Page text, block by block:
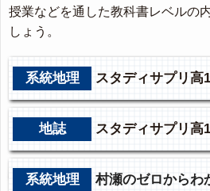
授業などを通した教科書レベルの
しょう。
系統地理 スタディサプリ高
地誌 スタディサプリ高
編＞
系統地理 村瀬のゼロからわ